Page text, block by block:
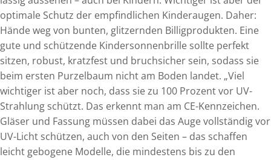
optimale Schutz der empfindlichen Kinderaugen. Daher:
Hände weg von bunten, glitzernden Billigprodukten. Eine
gute und schützende Kindersonnenbrille sollte perfekt
sitzen, robust, kratzfest und bruchsicher sein, sodass sie
beim ersten Purzelbaum nicht am Boden landet. „Viel
wichtiger ist aber noch, dass sie zu 100 Prozent vor UV-
Strahlung schützt. Das erkennt man am CE-Kennzeichen.
Gläser und Fassung müssen dabei das Auge vollständig vor
UV-Licht schützen, auch von den Seiten – das schaffen
leicht gebogene Modelle, die mindestens bis zu den